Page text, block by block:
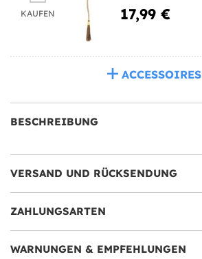
KAUFEN 17,99 €
ACCESSOIRES
BESCHREIBUNG
VERSAND UND RÜCKSENDUNG
ZAHLUNGSARTEN
WARNUNGEN & EMPFEHLUNGEN